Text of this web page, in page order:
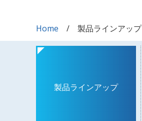
Home 製品ラインアップ
製品ラインアップ